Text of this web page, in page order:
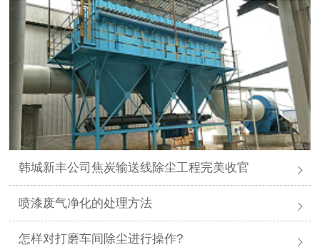
韩城新丰公司焦炭输送线除尘工程完美收官
喷漆废气净化的处理方法
怎样对打磨车间除尘进行操作?